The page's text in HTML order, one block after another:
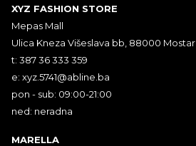
XYZ FASHION STORE
Mepas Mall
Ulica Kneza Višeslava bb, 88000 Mostar
t: 387 36 333 359
e: xyz.5741@abline.ba
pon - sub: 09:00-21:00
ned: neradna
MARELLA